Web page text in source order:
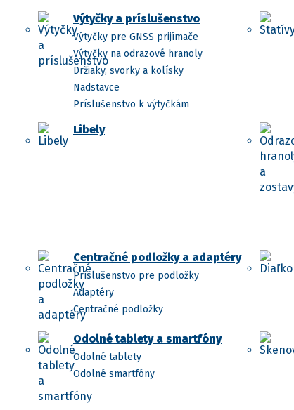
Výtyčky a príslušenstvo
Výtyčky pre GNSS prijímače
Výtyčky na odrazové hranoly
Držiaky, svorky a kolísky
Nadstavce
Príslušenstvo k výtyčkám
Libely
Centračné podložky a adaptéry
Príslušenstvo pre podložky
Adaptéry
Centračné podložky
Odolné tablety a smartfóny
Odolné tablety
Odolné smartfóny